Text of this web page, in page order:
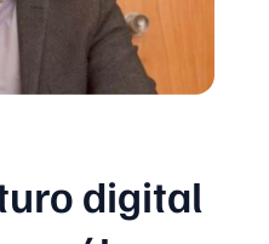
digital